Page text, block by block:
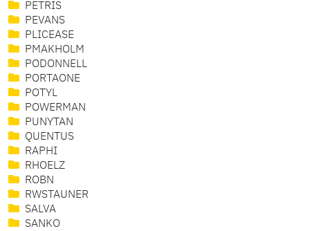
PETRIS
PEVANS
PLICEASE
PMAKHOLM
PODONNELL
PORTAONE
POTYL
POWERMAN
PUNYTAN
QUENTUS
RAPHI
RHOELZ
ROBN
RWSTAUNER
SALVA
SANKO